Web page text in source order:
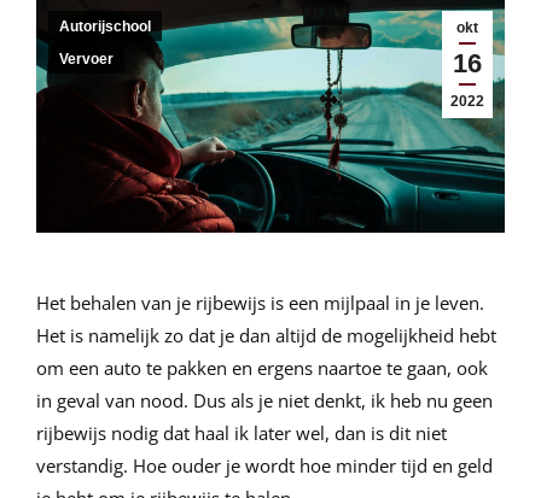
okt
16
2022
Autorijschool
Vervoer
Het behalen van je rijbewijs is een mijlpaal in je leven.
Het is namelijk zo dat je dan altijd de mogelijkheid hebt
om een auto te pakken en ergens naartoe te gaan, ook
in geval van nood. Dus als je niet denkt, ik heb nu geen
rijbewijs nodig dat haal ik later wel, dan is dit niet
verstandig. Hoe ouder je wordt hoe minder tijd en geld